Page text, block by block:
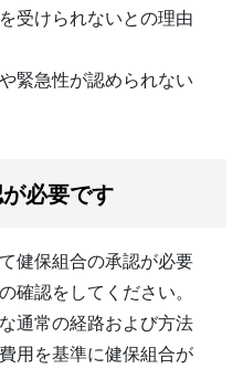
受けられないとの理由
緊急性が認められない
必要です
健保組合の承認が必要
確認をしてください。
通常の経路および方法
用を基準に健保組合が